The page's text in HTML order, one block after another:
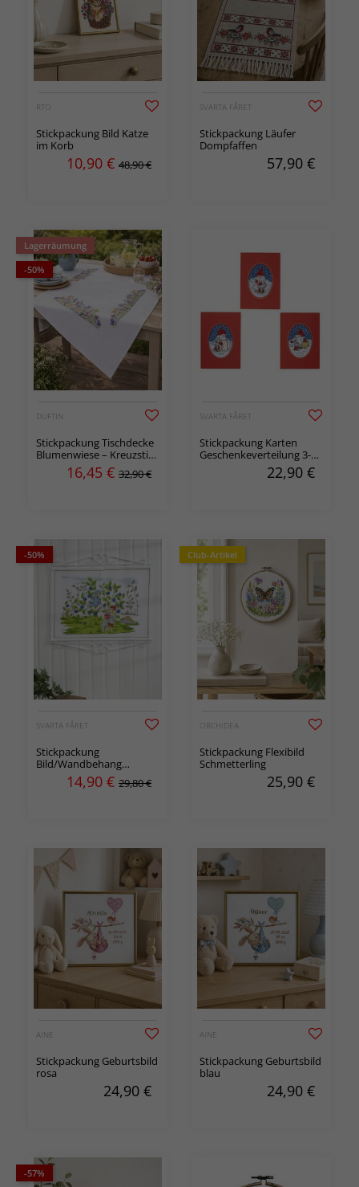
RTO
Stickpackung Bild Katze
im Korb
10,90 € 48,90 €
SVARTA FÅRET
Stickpackung Läufer
Dompfaffen
57,90 €
Lagerräumung
-50%
DUFTIN
Stickpackung Tischdecke
Blumenwiese – Kreuzstich
auf Aida16,45 € 32,90 €
SVARTA FÅRET
Stickpackung Karten
Geschenkeverteilung 3-er
22,90 €
-50%
SVARTA FÅRET
Stickpackung
Bild/Wandbehang
Blaubeerenwald
14,90 € 29,80 €
Club-Artikel
ORCHIDEA
Stickpackung Flexibild
Schmetterling
25,90 €
AINE
Stickpackung Geburtsbild
rosa
24,90 €
AINE
Stickpackung Geburtsbild
blau
24,90 €
-57%